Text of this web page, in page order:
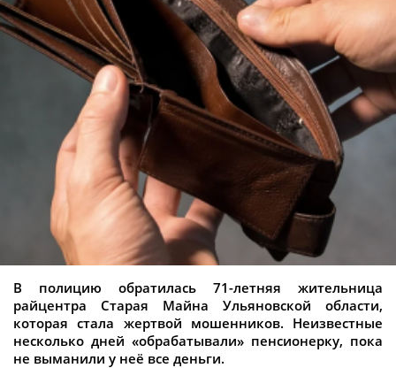
В полицию обратилась 71-летняя жительница
райцентра Старая Майна Ульяновской области,
которая стала жертвой мошенников. Неизвестные
несколько дней «обрабатывали» пенсионерку, пока
не выманили у неё все деньги.